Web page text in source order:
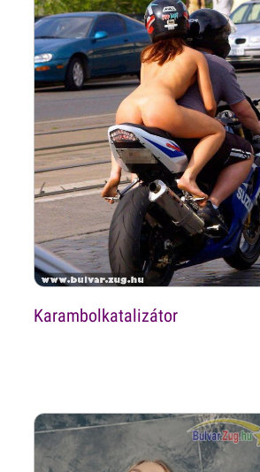
Karambolkatalizátor